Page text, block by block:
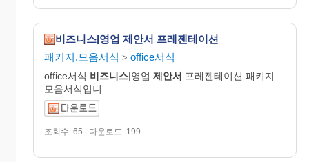
비즈니스|영업 제안서 프레젠테이션
패키지.모음서식 > office서식
office서식 비즈니스|영업 제안서 프레젠테이션 패키지.
모음서식입니
조회수: 65 | 다운로드: 199